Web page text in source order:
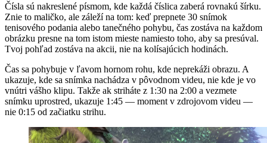
Čísla sú nakreslené písmom, kde každá číslica zaberá rovnakú šírku.
Znie to maličko, ale záleží na tom: keď prepnete 30 snímok
tenisového podania alebo tanečného pohybu, čas zostáva na každom
obrázku presne na tom istom mieste namiesto toho, aby sa presúval.
Tvoj pohľad zostáva na akcii, nie na kolísajúcich hodinách.
Čas sa pohybuje v ľavom hornom rohu, kde neprekáži obrazu. A
ukazuje, kde sa snímka nachádza v pôvodnom videu, nie kde je vo
vnútri vášho klipu. Takže ak striháte z 1:30 na 2:00 a vezmete
snímku uprostred, ukazuje 1:45 — moment v zdrojovom videu —
nie 0:15 od začiatku strihu.